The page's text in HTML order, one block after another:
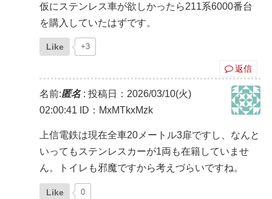
仮にステンレス車が欲しかったら211系6000番台
を購入していたはずです。
Like +3
返信
名前:匿名: 投稿日：2026/03/10(火)
02:00:41 ID：MxMTkxMzk
上信電鉄は現在全車20メートル3扉ですし、なんと
いってもステンレスカーが1両も在籍していませ
ん。トイレも邪魔ですから考えづらいですね。
Like 0